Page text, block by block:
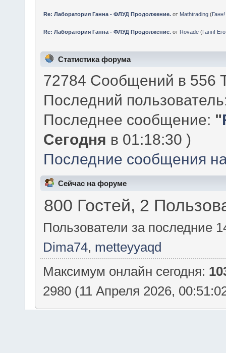
Re: Лаборатория Ганна - ФЛУД Продолжение.от Mathtrading(Ганн!
Re: Лаборатория Ганна - ФЛУД Продолжение.от Rovade(Ганн!
Статистика форума
72784 Сообщений в 556
Последний
Последнее сообщение: "
Сегодня в 01:18:30 )
Последние сообщения
Сейчас на форуме
800 Гостей, 2
Пользователи за последние
Dima74, metteyyaqd
Максимум онлайн сегодня:
2980 (11 Апреля 2026,